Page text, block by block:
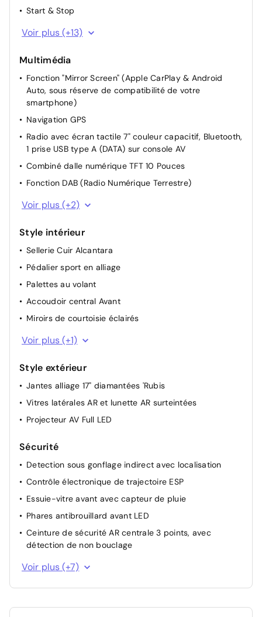
Start & Stop
Direction Assistée électrique
Accoudoir central AR
Eclairage du plafonnier à LED AV et AR
Siège passager réglable en hauteur
Lève-vitres AR électriques
Eclairage cave a pieds conducteur + passager
Réglage automatique des feux
Allumage automatique des feux de croisement +
croisement
Voir plus (+13)
Multimédia
Fonction "Mirror Screen" (Apple CarPlay & Android
Auto, sous réserve de compatibilité de votre
smartphone)
Navigation GPS
Radio avec écran tactile 7" couleur capacitif, Bluetooth,
1 prise USB type A (DATA) sur console AV
Combiné dalle numérique TFT 10 Pouces
Fonction DAB (Radio Numérique Terrestre)
1 Port USB
Voir plus (+2)
Style intérieur
Sellerie Cuir Alcantara
Pédalier sport en alliage
Palettes au volant
Accoudoir central Avant
Miroirs de courtoisie éclairés
Volant cuir
Voir plus (+1)
Style extérieur
Jantes alliage 17" diamantées 'Rubis
Vitres latérales AR et lunette AR surteintées
Projecteur AV Full LED
Sécurité
Detection sous gonflage indirect avec localisation
Contrôle électronique de trajectoire ESP
Essuie-vitre avant avec capteur de pluie
Phares antibrouillard avant LED
Ceinture de sécurité AR centrale 3 points, avec
détection de non bouclage
Alerte sonore de non bouclage et de débouclage des
ceintures de sécurité AV
Alerte active de franchissement involontaire de ligne
Airbags Frontaux, latéraux AV et rideaux
Voir plus (+7)